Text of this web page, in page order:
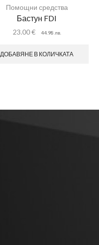
Помощни средства
Бастун FDI
23.00€ 44.98 лв.
ДОБАВЯНЕ В КОЛИЧКАТА